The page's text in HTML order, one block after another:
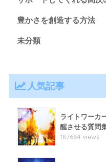
豊かさを創造する方法
未分類
人気記事
ライトワーカ
醒させる質問
187684 views